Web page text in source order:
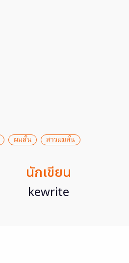
ผมสั้น สาวผมสั้น
นักเขียน
kewrite